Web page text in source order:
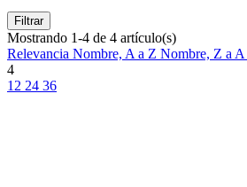
Filtrar
Mostrando 1-4 de 4 artículo(s)
Relevancia Nombre, A a Z Nombre, Z a A
4
12 24 36